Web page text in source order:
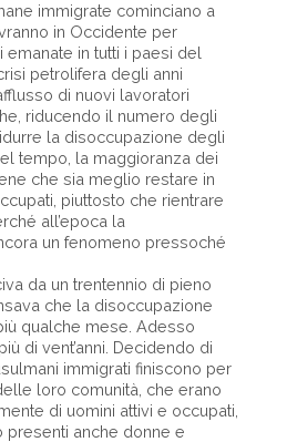
immigrate cominciano a
in Occidente per
in tutti i paesi del
petrolifera degli anni
di nuovi lavoratori
riducendo il numero degli
la disoccupazione degli
tempo, la maggioranza dei
che sia meglio restare in
piuttosto che rientrare
all’epoca la
un fenomeno pressoché
da un trentennio di pieno
che la disoccupazione
qualche mese. Adesso
di vent’anni. Decidendo di
immigrati finiscono per
loro comunità, che erano
di uomini attivi e occupati,
presenti anche donne e